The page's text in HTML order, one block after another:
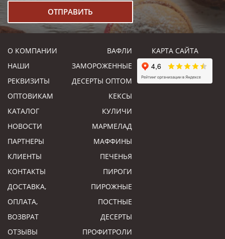
О КОМПАНИИ
НАШИ
РЕКВИЗИТЫ
ОПТОВИКАМ
КАТАЛОГ
НОВОСТИ
ПАРТНЕРЫ
КЛИЕНТЫ
КОНТАКТЫ
ДОСТАВКА,
ОПЛАТА,
ВОЗВРАТ
ОТЗЫВЫ
ВАФЛИ
ЗАМОРОЖЕННЫЕ
ДЕСЕРТЫ ОПТОМ
КЕКСЫ
КУЛИЧИ
МАРМЕЛАД
МАФФИНЫ
ПЕЧЕНЬЯ
ПИРОГИ
ПИРОЖНЫЕ
ПОСТНЫЕ
ДЕСЕРТЫ
ПРОФИТРОЛИ
КАРТА САЙТА